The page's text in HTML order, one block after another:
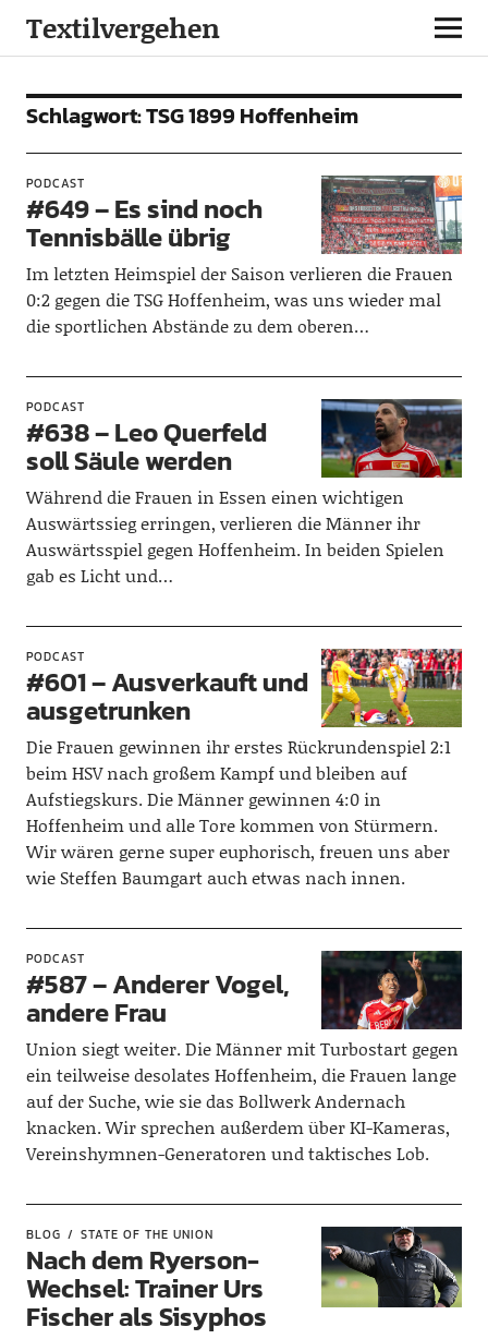
Textilvergehen
Schlagwort:TSG 1899 Hoffenheim
PODCAST
#649 – Es sind noch
Tennisbälle übrig
Im letzten Heimspiel der Saison verlieren die Frauen
0:2 gegen die TSG Hoffenheim, was uns wieder mal
die sportlichen Abstände zu dem oberen…
PODCAST
#638 – Leo Querfeld
soll Säule werden
Während die Frauen in Essen einen wichtigen
Auswärtssieg erringen, verlieren die Männer ihr
Auswärtsspiel gegen Hoffenheim. In beiden Spielen
gab es Licht und…
PODCAST
#601 – Ausverkauft und
ausgetrunken
Die Frauen gewinnen ihr erstes Rückrundenspiel 2:1
beim HSV nach großem Kampf und bleiben auf
Aufstiegskurs. Die Männer gewinnen 4:0 in
Hoffenheim und alle Tore kommen von Stürmern.
Wir wären gerne super euphorisch, freuen uns aber
wie Steffen Baumgart auch etwas nach innen.
PODCAST
#587 – Anderer Vogel,
andere Frau
Union siegt weiter. Die Männer mit Turbostart gegen
ein teilweise desolates Hoffenheim, die Frauen lange
auf der Suche, wie sie das Bollwerk Andernach
knacken. Wir sprechen außerdem über KI-Kameras,
Vereinshymnen-Generatoren und taktisches Lob.
BLOG STATE OF THE UNION
Nach dem Ryerson-
Wechsel: Trainer Urs
Fischer als Sisyphos